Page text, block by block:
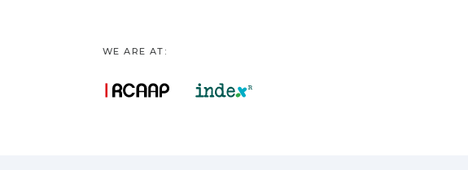
WE ARE AT: